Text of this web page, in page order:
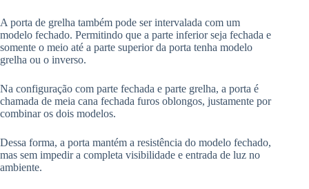
A porta de grelha também pode ser intervalada com um
modelo fechado. Permitindo que a parte inferior seja fechada e
somente o meio até a parte superior da porta tenha modelo
grelha ou o inverso.
Na configuração com parte fechada e parte grelha, a porta é
chamada de meia cana fechada furos oblongos, justamente por
combinar os dois modelos.
Dessa forma, a porta mantém a resistência do modelo fechado,
mas sem impedir a completa visibilidade e entrada de luz no
ambiente.